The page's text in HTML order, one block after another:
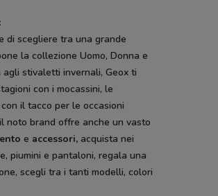
di scegliere tra una grande
la collezione Uomo, Donna e
stivaletti invernali, Geox ti
con i mocassini, le
il tacco per le occasioni
noto brand offre anche un vasto
e accessori, acquista nei
piumini e pantaloni, regala una
scegli tra i tanti modelli, colori